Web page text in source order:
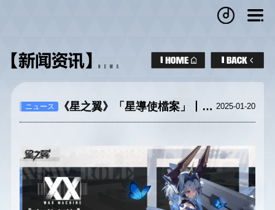
ニュース 《星之翼》「星導使檔案」丨哀嘆之龍-萊茵 2025-01-20